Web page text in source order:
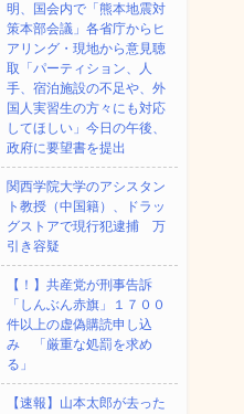
明、国会内で「熊本地震対
策本部会議」各省庁からヒ
アリング・現地から意見聴
取「パーティション、人
手、宿泊施設の不足や、外
国人実習生の方々にも対応
してほしい」今日の午後、
政府に要望書を提出
関西学院大学のアシスタン
ト教授（中国籍）、ドラッ
グストアで現行犯逮捕 万
引き容疑
【！】共産党が刑事告訴
「しんぶん赤旗」１７００
件以上の虚偽購読申し込
み 「厳重な処罰を求め
る」
【速報】山本太郎が去った